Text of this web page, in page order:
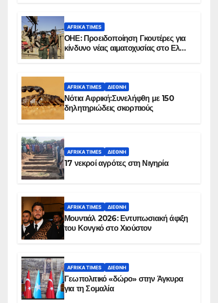
AFRIKA TIMES
ΟΗΕ: Προειδοποίηση Γκουτέρες για
κίνδυνο νέας αιματοχυσίας στο Ελ
AFRIKA TIMES ΔΙΕΘΝΉ
Νότια Αφρική:Συνελήφθη με 150
δηλητηριώδεις σκορπιούς
AFRIKA TIMES ΔΙΕΘΝΉ
17 νεκροί αγρότες στη Νιγηρία
AFRIKA TIMES ΔΙΕΘΝΉ
Μουντιάλ 2026: Εντυπωσιακή άφιξη
του Κονγκό στο Χιούστον
AFRIKA TIMES ΔΙΕΘΝΉ
Γεωπολιτικό «δώρο» στην Άγκυρα
για τη Σομαλία